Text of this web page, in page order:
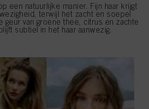
een natuurlijke manier. Fijn haar krijgt
terwijl het zacht en soepel
geur van groene thee, citrus en zachte
subtiel in het haar aanwezig.